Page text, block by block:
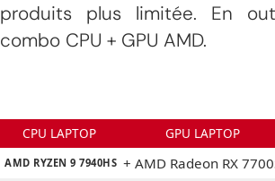
produits plus limitée. En
combo CPU + GPU AMD.
CPU LAPTOP GPU LAPTOP
AMD RYZEN 9 7940HS + AMD Radeon RX